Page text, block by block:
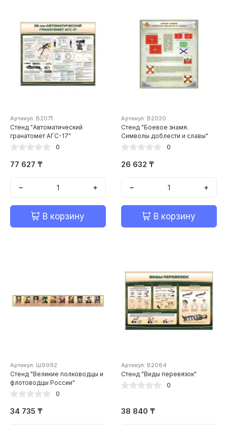
Артикул: В2071
Стенд "Автоматический
гранатомет АГС-17"
0
77 627 ₸
− +
В корзину
Артикул: В2020
Стенд "Боевое знамя.
Символы доблести и славы"
0
26 632 ₸
− +
В корзину
Артикул: Ш9992
Стенд "Великие полководцы и
флотоводцы России"
0
34 735 ₸
Артикул: В2084
Стенд "Виды перевязок"
0
38 840 ₸